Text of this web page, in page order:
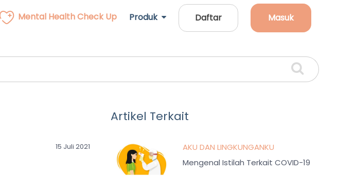
Mental Health Check Up Produk Daftar Masuk
15 Juli 2021
Artikel Terkait
AKU DAN LINGKUNGANKU
Mengenal Istilah Terkait COVID-19